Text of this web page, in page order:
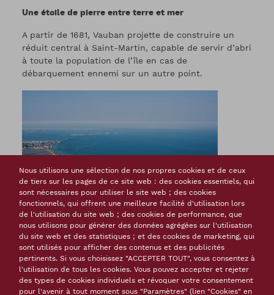
Une étoile de pierre entre terre et mer
A partir de 1681, Vauban projette de construire un
réduit central à Saint-Martin, capable de servir d’abri
à toute la population de l’île en cas de
débarquement ennemi sur un autre point.
Saint-Vaast-la-Hougue (Manche)
Des observatoires côtiers
Nous utilisons une sélection de nos propres cookies et de ceux
de tiers sur les pages de ce site web : des cookies essentiels, qui
sont nécessaires pour utiliser le site web ; des cookies
fonctionnels, qui offrent une meilleure facilité d'utilisation lors
de l'utilisation du site web ; des cookies de performance, que
nous utilisons pour générer des données agrégées sur l'utilisation
du site web et des statistiques ; et des cookies de marketing, qui
sont utilisés pour afficher des contenus et des publicités
pertinents. Si vous choisissez "ACCEPTER TOUT", vous consentez à
l'utilisation de tous les cookies. Vous pouvez accepter et rejeter
des types de cookies individuels et révoquer votre consentement
pour l'avenir à tout moment sous "Paramètres" (lien "Cookies" en